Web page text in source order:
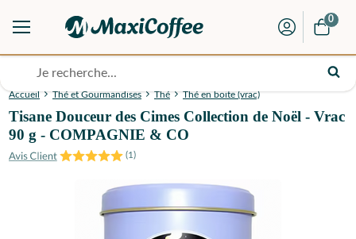
0
Accueil Thé et Gourmandises Thé Thé en boite (vrac)
Tisane Douceur des Cimes Collection de Noël - Vrac
90 g - COMPAGNIE & CO
(1)